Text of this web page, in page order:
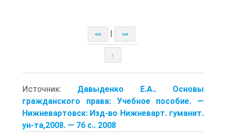
<< >>
↑
Источник: Давыденко Е.А.. Основы
гражданского права: Учебное пособие. —
Нижне­вартовск: Изд-во Нижневарт. гуманит.
ун-та,2008. — 76 с.. 2008